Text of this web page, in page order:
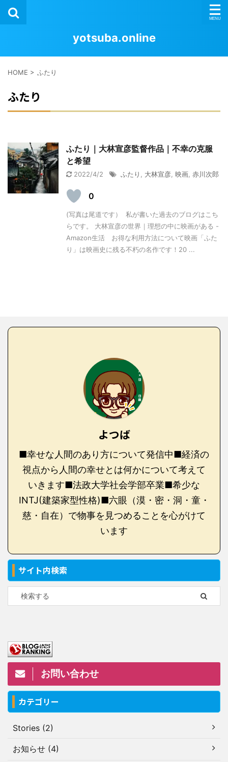
yotsuba.online
HOME > ふたり
ふたり
ふたり｜大林宣彦監督作品｜不幸の克服
と希望
2022/4/2 ふたり 大林宣彦 映画 赤川次郎
0
(写真は尾道です） 私が書いた過去のブログはこち
らです。 大林宣彦の世界｜理想の中に映画がある -
Amazon生活 お得な利用方法について映画「ふた
り」は映画史に残る不朽の名作です！20 ...
よつば
■幸せな人間のあり方について発信中■経済の
視点から人間の幸せとは何かについて考えて
いきます■法政大学社会学部卒業■希少な
INTJ(建築家型性格)■六眼（漠・密・洞・童・
慈・自在）で物事を見つめることを心がけて
います
サイト内検索
お問い合わせ
カテゴリー
Stories (2)
お知らせ (4)